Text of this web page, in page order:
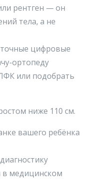
рентген — он
тела, а не
цифровые
ортопеду
или подобрать
ниже 110 см.
вашего ребёнка
в медицинском